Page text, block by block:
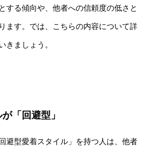
する傾向や、他者への信頼度の低さと
ます。では、こちらの内容について詳
きましょう。
「回避型」
避型愛着スタイル」を持つ人は、他者